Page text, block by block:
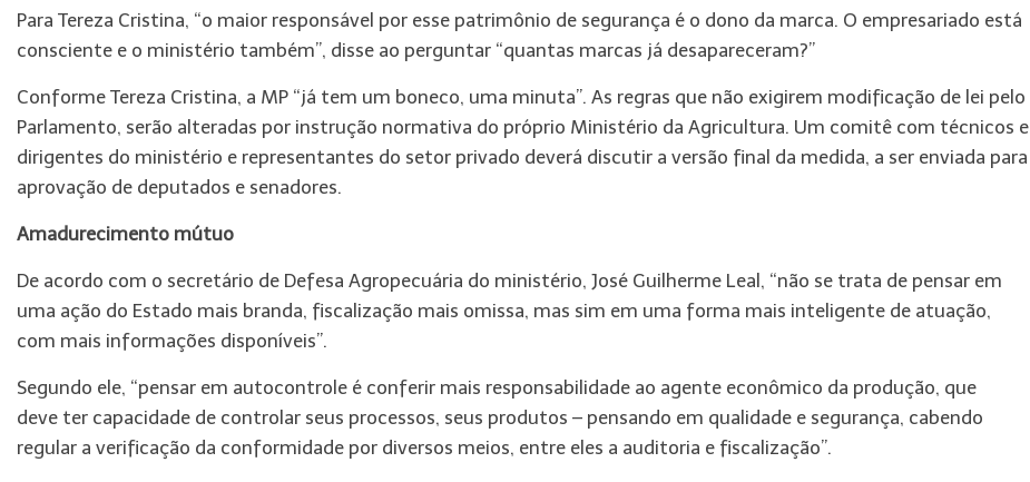
Para Tereza Cristina, “o maior responsável por esse patrimônio de segurança é o dono da marca. O empresariado está
consciente e o ministério também”, disse ao perguntar “quantas marcas já desapareceram?”
Conforme Tereza Cristina, a MP “já tem um boneco, uma minuta”. As regras que não exigirem modificação de lei pelo
Parlamento, serão alteradas por instrução normativa do próprio Ministério da Agricultura. Um comitê com técnicos e
dirigentes do ministério e representantes do setor privado deverá discutir a versão final da medida, a ser enviada para
aprovação de deputados e senadores.
Amadurecimento mútuo
De acordo com o secretário de Defesa Agropecuária do ministério, José Guilherme Leal, “não se trata de pensar em
uma ação do Estado mais branda, fiscalização mais omissa, mas sim em uma forma mais inteligente de atuação,
com mais informações disponíveis”.
Segundo ele, “pensar em autocontrole é conferir mais responsabilidade ao agente econômico da produção, que
deve ter capacidade de controlar seus processos, seus produtos – pensando em qualidade e segurança, cabendo
regular a verificação da conformidade por diversos meios, entre eles a auditoria e fiscalização”.